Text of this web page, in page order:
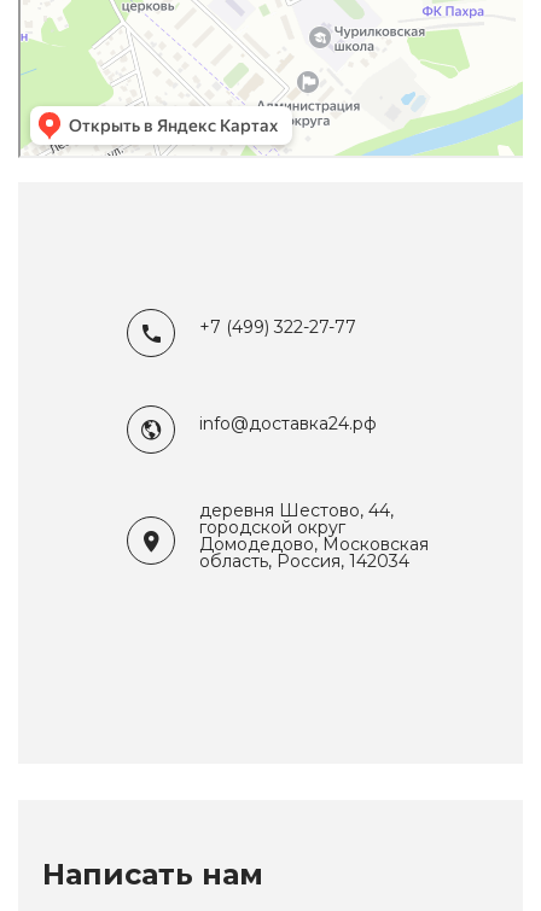
+7 (499) 322-27-77
info@доставка24.рф
деревня Шестово, 44,
городской округ
Домодедово, Московская
область, Россия, 142034
Написать нам